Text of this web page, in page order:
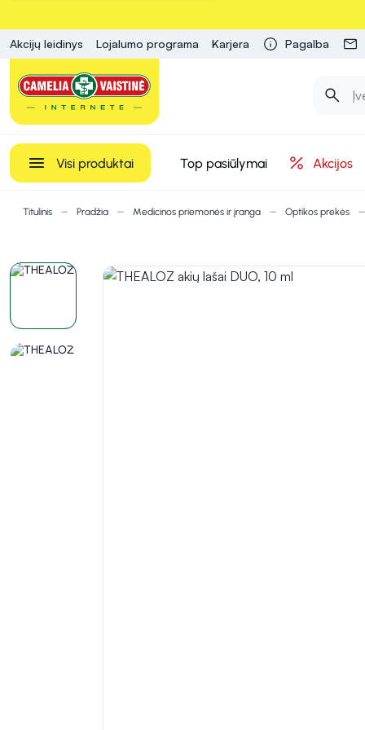
Akcijų leidinys Lojalumo programa Karjera Pagalba
Visi produktai Top pasiūlymai Akcijos
Titulinis Pradžia Medicinos priemonės ir įranga Optikos prekės